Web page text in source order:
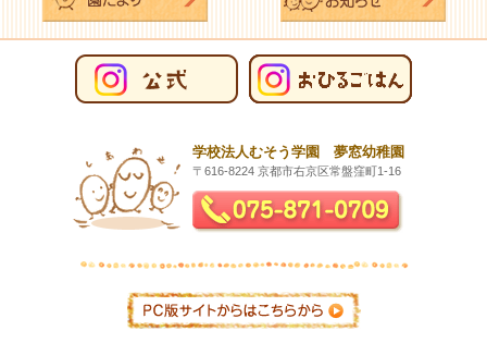
学校法人むそう学園 夢窓幼稚園
〒616-8224 京都市右京区常盤窪町1-16